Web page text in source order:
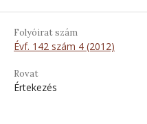
Folyóirat szám
Évf. 142 szám 4 (2012)
Rovat
Értekezés